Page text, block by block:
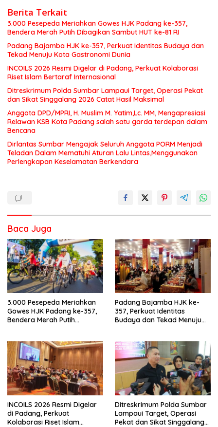
Berita Terkait
3.000 Pesepeda Meriahkan Gowes HJK Padang ke-357,
Bendera Merah Putih Dibagikan Sambut HUT ke-81 RI
Padang Bajamba HJK ke-357, Perkuat Identitas Budaya dan
Tekad Menuju Kota Gastronomi Dunia
INCOILS 2026 Resmi Digelar di Padang, Perkuat Kolaborasi
Riset Islam Bertaraf Internasional
Ditreskrimum Polda Sumbar Lampaui Target, Operasi Pekat
dan Sikat Singgalang 2026 Catat Hasil Maksimal
Anggota DPD/MPRI, H. Muslim M. Yatim,Lc. MM, Mengapresiasi
Relawan KSB Kota Padang salah satu garda terdepan dalam
Bencana
Dirlantas Sumbar Mengajak Seluruh Anggota PORM Menjadi
Teladan Dalam Mematuhi Aturan Lalu Lintas,Menggunakan
Perlengkapan Keselamatan Berkendara
Baca Juga
3.000 Pesepeda Meriahkan
Gowes HJK Padang ke-357,
Bendera Merah Putih
Padang Bajamba HJK ke-
357, Perkuat Identitas
Budaya dan Tekad Menuju
INCOILS 2026 Resmi Digelar
di Padang, Perkuat
Kolaborasi Riset Islam
Ditreskrimum Polda Sumbar
Lampaui Target, Operasi
Pekat dan Sikat Singgalang